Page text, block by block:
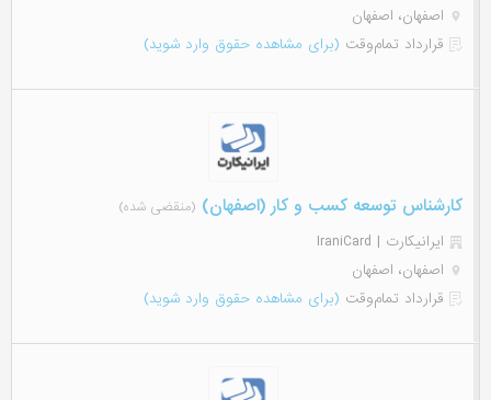
اصفهان، اصفهان
قرارداد تمام‌وقت (برای مشاهده حقوق وارد شوید)
کارشناس توسعه کسب و کار (اصفهان) (منقضی شده)
ایرانیکارت | IraniCard
اصفهان، اصفهان
قرارداد تمام‌وقت (برای مشاهده حقوق وارد شوید)